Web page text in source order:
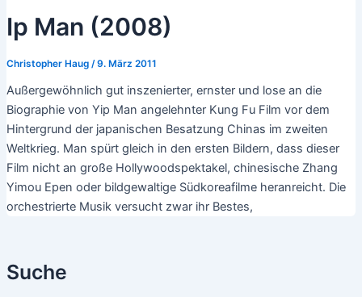
Suche
Ip Man (2008)
Christopher Haug /9. März 2011
Außergewöhnlich gut inszenierter, ernster und lose an die
Biographie von Yip Man angelehnter Kung Fu Film vor dem
Hintergrund der japanischen Besatzung Chinas im zweiten
Weltkrieg. Man spürt gleich in den ersten Bildern, dass dieser
Film nicht an große Hollywoodspektakel, chinesische Zhang
Yimou Epen oder bildgewaltige Südkoreafilme heranreicht. Die
orchestrierte Musik versucht zwar ihr Bestes,